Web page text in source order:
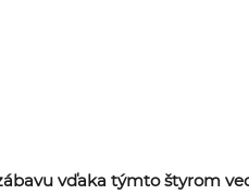
vďaka týmto štyrom